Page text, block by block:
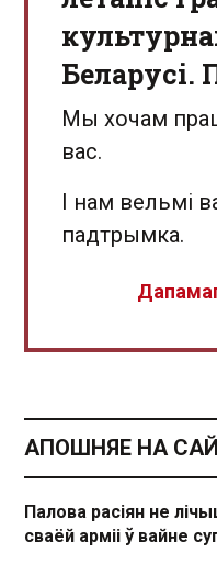
Беларусі.
Мы хочам
вас.
І нам вельмі
падтрымка.
АПОШНЯЕ НА
Палова расіян не
сваёй арміі ў вайне